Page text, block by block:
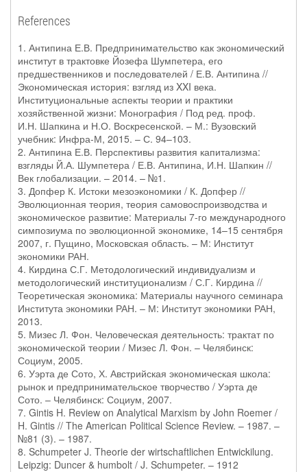
References
1. Антипина Е.В. Предпринимательство как экономический
институт в трактовке Йозефа Шумпетера, его
предшественников и последователей / Е.В. Антипина //
Экономическая история: взгляд из XXI века.
Институциональные аспекты теории и практики
хозяйственной жизни: Монография / Под ред. проф.
И.Н. Шапкина и Н.О. Воскресенской. – М.: Вузовский
учебник: Инфра-М, 2015. – С. 94–103.
2. Антипина Е.В. Перспективы развития капитализма:
взгляды Й.А. Шумпетера / Е.В. Антипина, И.Н. Шапкин //
Век глобализации. – 2014. – №1.
3. Допфер К. Истоки мезоэкономики / К. Допфер //
Эволюционная теория, теория самовоспроизводства и
экономическое развитие: Материалы 7-го международного
симпозиума по эволюционной экономике, 14–15 сентября
2007, г. Пущино, Московская область. – М: Институт
экономики РАН.
4. Кирдина С.Г. Методологический индивидуализм и
методологический институционализм / С.Г. Кирдина //
Теоретическая экономика: Материалы научного семинара
Института экономики РАН. – М: Институт экономики РАН,
2013.
5. Мизес Л. Фон. Человеческая деятельность: трактат по
экономической теории / Мизес Л. Фон. – Челябинск:
Социум, 2005.
6. Уэрта де Сото, Х. Австрийская экономическая школа:
рынок и предпринимательское творчество / Уэрта де
Сото. – Челябинск: Социум, 2007.
7. Gintis H. Review on Analytical Marxism by John Roemer /
H. Gintis // The American Political Science Review. – 1987. –
№81 (3). – 1987.
8. Schumpeter J. Theorie der wirtschaftlichen Entwickilung.
Leipzig: Duncer & humbolt / J. Schumpeter. – 1912